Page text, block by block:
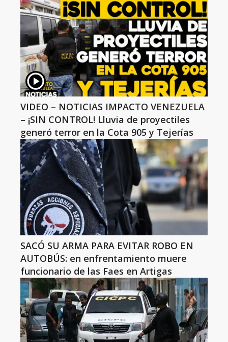
VIDEO – NOTICIAS IMPACTO VENEZUELA
– ¡SIN CONTROL! Lluvia de proyectiles
generó terror en la Cota 905 y Tejerías
SACÓ SU ARMA PARA EVITAR ROBO EN
AUTOBÚS: en enfrentamiento muere
funcionario de las Faes en Artigas